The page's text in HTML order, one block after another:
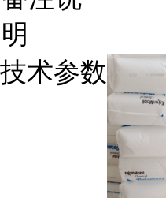
明
技术参数